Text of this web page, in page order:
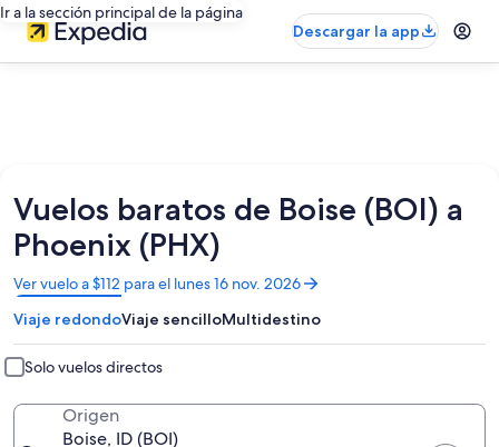
Ir a la sección principal de la página
Descargar la app
Vuelos baratos de Boise (BOI) a
Phoenix (PHX)
Ver vuelo a $112 para el lunes 16 nov. 2026
Se
abrirá
en
una
nueva
ventana
Viaje redondoViaje sencilloMultidestino
Solo vuelos directos
Origen
Boise, ID (BOI)